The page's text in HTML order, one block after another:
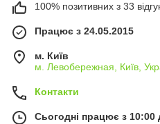
100% позитивних з 33
Працює з 24.05.2015
м. Київ
м. Левобережная, Київ,
Контакти
Сьогодні працює з 10:00